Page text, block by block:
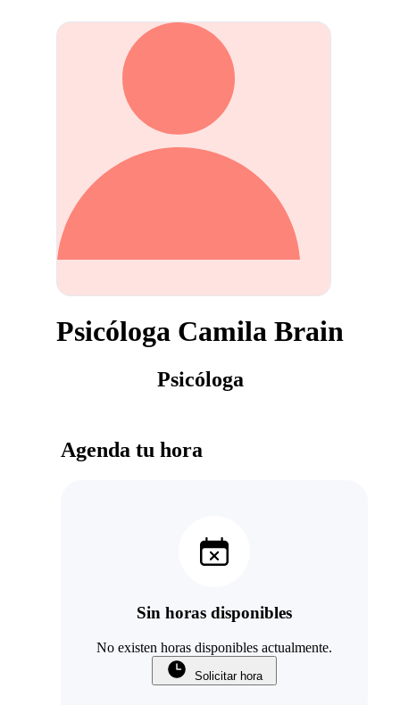
Psicóloga Camila Brain
Psicóloga
Agenda tu hora
Sin horas disponibles
No existen horas disponibles actualmente.
Solicitar hora